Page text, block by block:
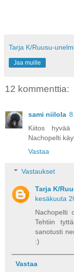
Tarja K/Ruusu-
Jaa muille
12 kommenttia:
sami niilola
Kiitos
Nachopelti
Vastaa
Vastaukset
Tarja K/
kesäkuuta
Nachopelti
Tehtiin
sanotusti
:)
Vastaa